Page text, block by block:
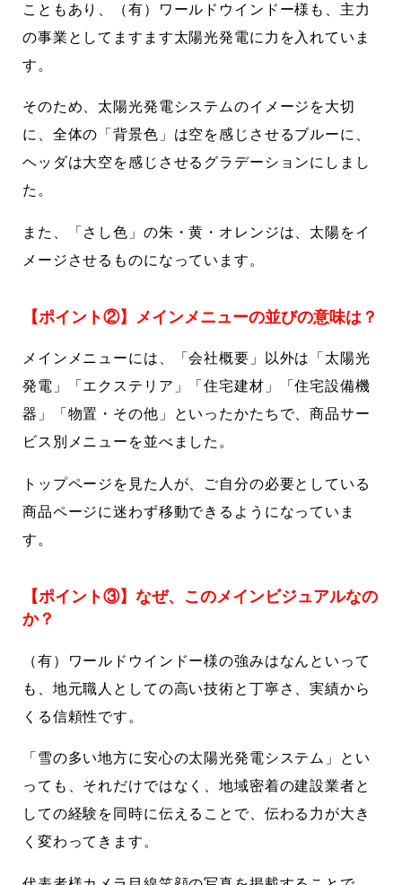
こともあり、（有）ワールドウインドー様も、主力
の事業としてますます太陽光発電に力を入れていま
す。
そのため、太陽光発電システムのイメージを大切
に、全体の「背景色」は空を感じさせるブルーに、
ヘッダは大空を感じさせるグラデーションにしまし
た。
また、「さし色」の朱・黄・オレンジは、太陽をイ
メージさせるものになっています。
【ポイント②】メインメニューの並びの意味は？
メインメニューには、「会社概要」以外は「太陽光
発電」「エクステリア」「住宅建材」「住宅設備機
器」「物置・その他」といったかたちで、商品サー
ビス別メニューを並べました。
トップページを見た人が、ご自分の必要としている
商品ページに迷わず移動できるようになっていま
す。
【ポイント③】なぜ、このメインビジュアルなの
か？
（有）ワールドウインドー様の強みはなんといって
も、地元職人としての高い技術と丁寧さ、実績から
くる信頼性です。
「雪の多い地方に安心の太陽光発電システム」とい
っても、それだけではなく、地域密着の建設業者と
しての経験を同時に伝えることで、伝わる力が大き
く変わってきます。